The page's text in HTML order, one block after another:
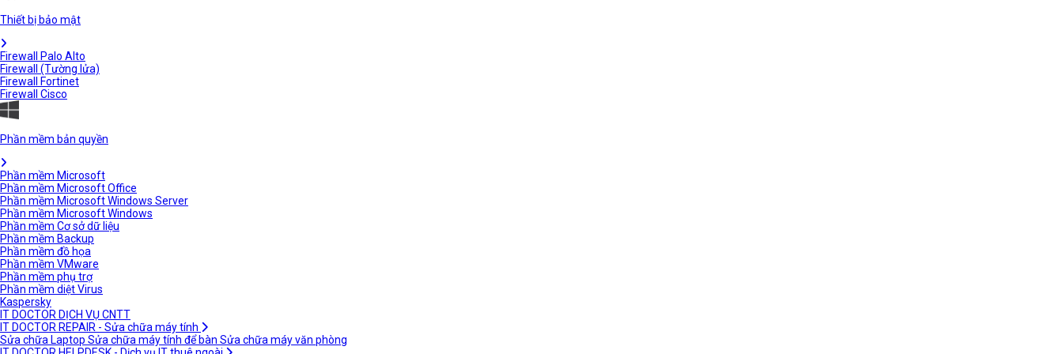
Thiết bị bảo mật
Firewall Palo Alto
Firewall (Tường lửa)
Firewall Fortinet
Firewall Cisco
Phần mềm bản quyền
Phần mềm Microsoft
Phần mềm Microsoft Office
Phần mềm Microsoft Windows Server
Phần mềm Microsoft Windows
Phần mềm Cơ sở dữ liệu
Phần mềm Backup
Phần mềm đồ họa
Phần mềm VMware
Phần mềm phụ trợ
Phần mềm diệt Virus
Kaspersky
IT DOCTOR DỊCH VỤ CNTT
IT DOCTOR REPAIR - Sửa chữa máy tính
Sửa chữa Laptop Sửa chữa máy tính để bàn Sửa chữa máy văn phòng